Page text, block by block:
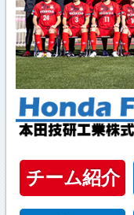
チーム紹介